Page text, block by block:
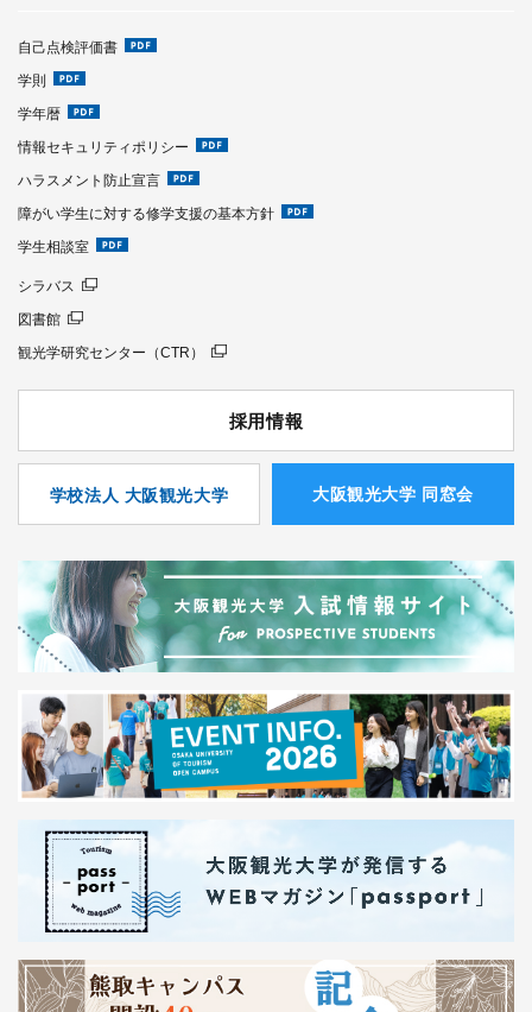
自己点検評価書
学則
学年暦
情報セキュリティポリシー
ハラスメント防止宣言
障がい学生に対する修学支援の基本方針
学生相談室
シラバス
図書館
観光学研究センター（CTR）
採用情報
学校法人 大阪観光大学 ⼤阪観光⼤学 同窓会